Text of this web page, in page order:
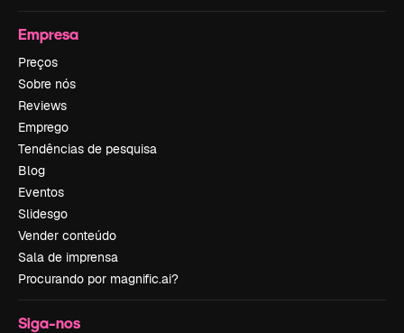
Empresa
Preços
Sobre nós
Reviews
Emprego
Tendências de pesquisa
Blog
Eventos
Slidesgo
Vender conteúdo
Sala de imprensa
Procurando por magnific.ai?
Siga-nos